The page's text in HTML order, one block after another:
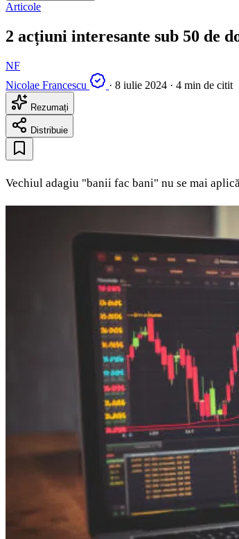
Articole
2 acțiuni interesante sub 50 de
NF
Nicolae Francescu
· 8 iulie 2024 · 4 min de citit
Rezumați
Distribuie
Vechiul adagiu "banii fac bani" nu se mai